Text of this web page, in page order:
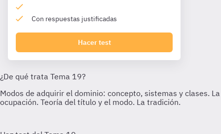
Con respuestas justificadas
Hacer test